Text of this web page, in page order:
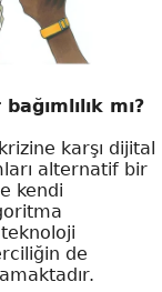
mı?
karşı dijital
alternatif bir
kendi
teknoloji
de